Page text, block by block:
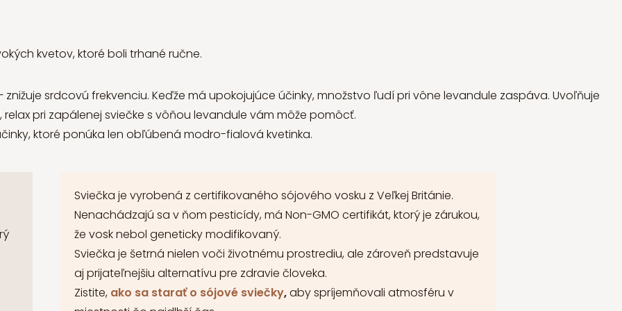
kvetov, ktoré boli trhané ručne.
srdcovú frekvenciu. Keďže má upokojujúce účinky, množstvo ľudí pri vône levandule zaspáva. Uvoľňuje
pri zapálenej sviečke s vôňou levandule vám môže pomôcť.
ktoré ponúka len obľúbená modro-fialová kvetinka.
Sviečka je vyrobená z certifikovaného sójového vosku z Veľkej Británie.
Nenachádzajú sa v ňom pesticídy, má Non-GMO certifikát, ktorý je zárukou,
že vosk nebol geneticky modifikovaný.
Sviečka je šetrná nielen voči životnému prostrediu, ale zároveň predstavuje
aj prijateľnejšiu alternatívu pre zdravie človeka.
Zistite, ako sa starať o sójové sviečky,aby spríjemňovali atmosféru v